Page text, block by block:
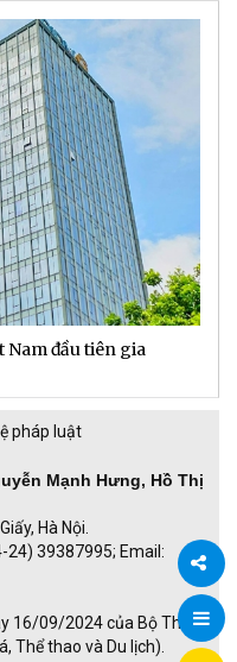
Chia
Nam đầu tiên gia
pháp luật
Mạnh Hưng, Hồ Thị
Hà Nội.
24) 39387995; Email:
16/09/2024 của Bộ Thông
Thể thao và Du lịch).